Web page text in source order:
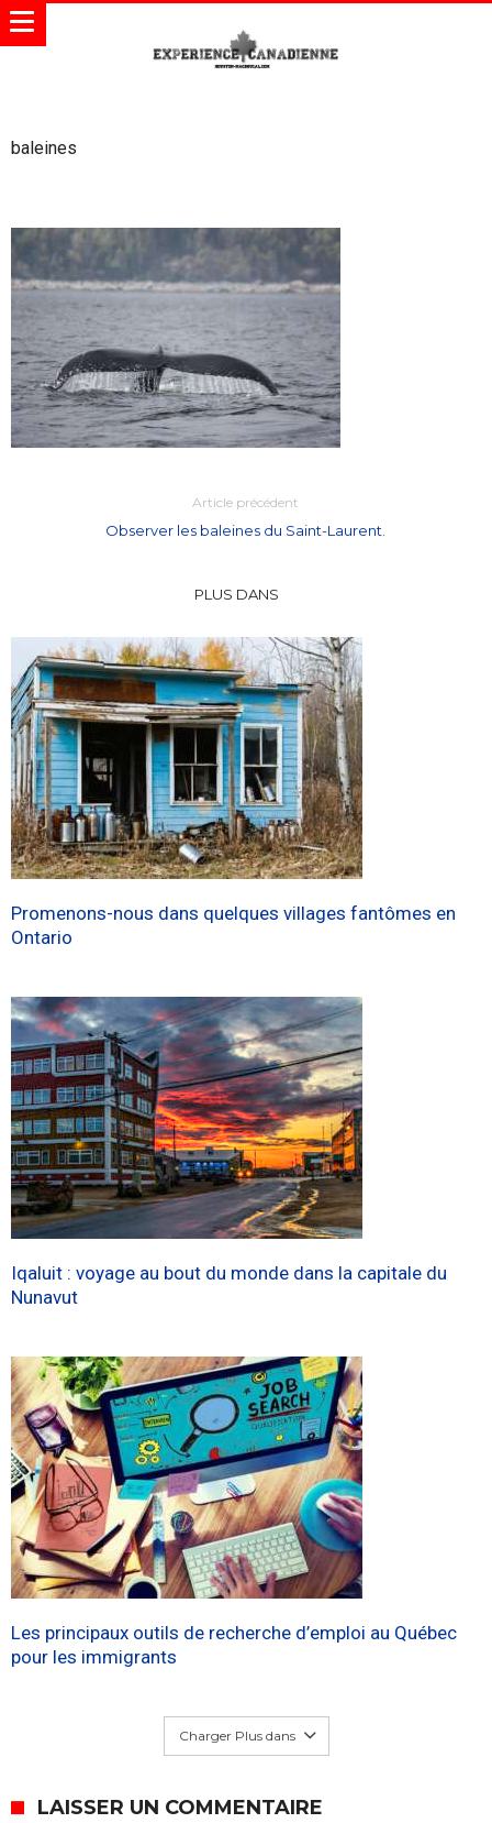
baleines
Article précédent
Observer les baleines du Saint-Laurent.
PLUS DANS
Promenons-nous dans quelques villages fantômes en
Ontario
Iqaluit : voyage au bout du monde dans la capitale du
Nunavut
Les principaux outils de recherche d’emploi au Québec
pour les immigrants
Charger Plus dans
LAISSER UN COMMENTAIRE